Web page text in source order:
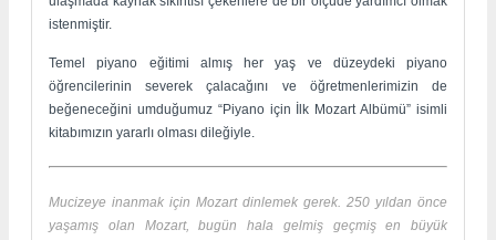
istenmiştir.
Temel piyano eğitimi almış her yaş ve düzeydeki piyano
öğrencilerinin severek çalacağını ve öğretmenlerimizin de
beğeneceğini umduğumuz “Piyano için İlk Mozart Albümü” isimli
kitabımızın yararlı olması dileğiyle.
Mucizeye inanmak için Mozart dinlemek gerek. 250 yıldan önce
yaşamış olan Mozart, bugün hala gelmiş geçmiş en büyük